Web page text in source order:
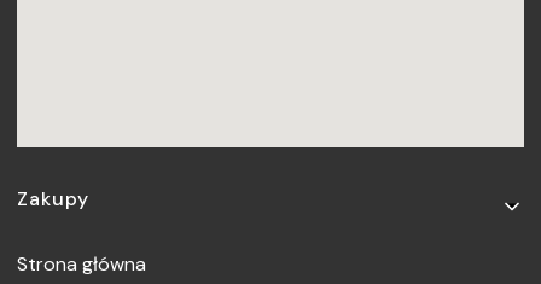
Linki w stopce
Zakupy
Strona główna